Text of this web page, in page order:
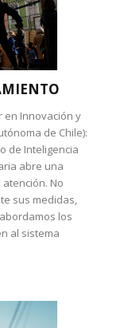
en Innovación y
de Chile):
de Inteligencia
abre una
No
sus medidas,
los
al sistema